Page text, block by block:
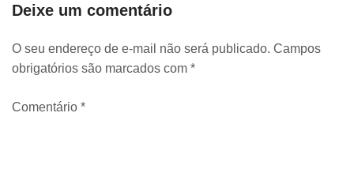
Deixe um comentário
O seu endereço de e-mail não será publicado. Campos
obrigatórios são marcados com *
Comentário *